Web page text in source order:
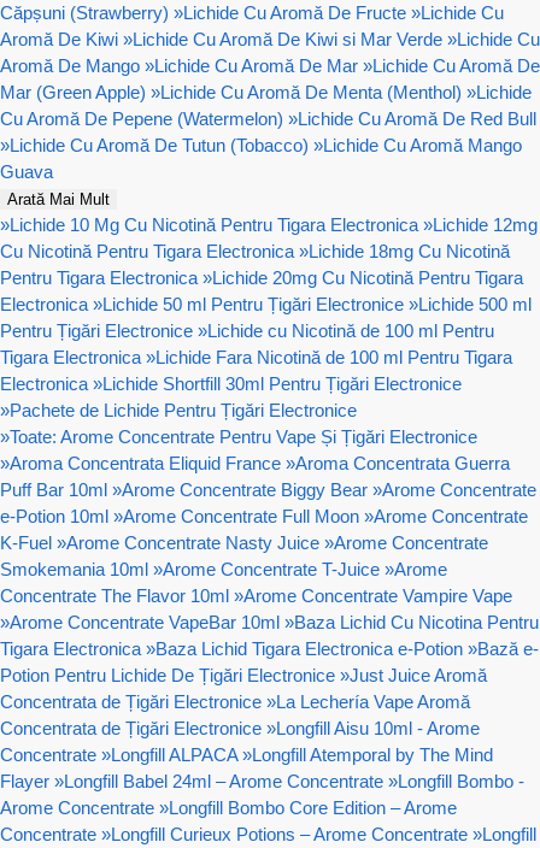
Căpșuni (Strawberry) »Lichide Cu Aromă De Fructe »Lichide Cu
Aromă De Kiwi »Lichide Cu Aromă De Kiwi si Mar Verde »Lichide Cu
Aromă De Mango »Lichide Cu Aromă De Mar »Lichide Cu Aromă De
Mar (Green Apple) »Lichide Cu Aromă De Menta (Menthol) »Lichide
Cu Aromă De Pepene (Watermelon) »Lichide Cu Aromă De Red Bull
»Lichide Cu Aromă De Tutun (Tobacco) »Lichide Cu Aromă Mango
Guava
Arată Mai Mult
»Lichide 10 Mg Cu Nicotină Pentru Tigara Electronica »Lichide 12mg
Cu Nicotină Pentru Tigara Electronica »Lichide 18mg Cu Nicotină
Pentru Tigara Electronica »Lichide 20mg Cu Nicotină Pentru Tigara
Electronica »Lichide 50 ml Pentru Țigări Electronice »Lichide 500 ml
Pentru Țigări Electronice »Lichide cu Nicotină de 100 ml Pentru
Tigara Electronica »Lichide Fara Nicotină de 100 ml Pentru Tigara
Electronica »Lichide Shortfill 30ml Pentru Țigări Electronice
»Pachete de Lichide Pentru Țigări Electronice
»Toate: Arome Concentrate Pentru Vape Și Țigări Electronice
»Aroma Concentrata Eliquid France »Aroma Concentrata Guerra
Puff Bar 10ml »Arome Concentrate Biggy Bear »Arome Concentrate
e-Potion 10ml »Arome Concentrate Full Moon »Arome Concentrate
K-Fuel »Arome Concentrate Nasty Juice »Arome Concentrate
Smokemania 10ml »Arome Concentrate T-Juice »Arome
Concentrate The Flavor 10ml »Arome Concentrate Vampire Vape
»Arome Concentrate VapeBar 10ml »Baza Lichid Cu Nicotina Pentru
Tigara Electronica »Baza Lichid Tigara Electronica e-Potion »Bază e-
Potion Pentru Lichide De Țigări Electronice »Just Juice Aromă
Concentrata de Țigări Electronice »La Lechería Vape Aromă
Concentrata de Țigări Electronice »Longfill Aisu 10ml - Arome
Concentrate »Longfill ALPACA »Longfill Atemporal by The Mind
Flayer »Longfill Babel 24ml – Arome Concentrate »Longfill Bombo -
Arome Concentrate »Longfill Bombo Core Edition – Arome
Concentrate »Longfill Curieux Potions – Arome Concentrate »Longfill